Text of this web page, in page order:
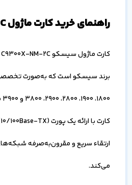
راهنمای خرید کارت ماژول C9300X-NM-2C
برند سیسکو است که به‌صورت
ارتقاء سریع و مقرون‌به‌صرفه
می‌کند.